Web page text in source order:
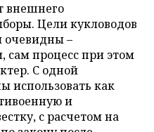
внешнего
Цели кукловодов
очевидны –
сам процесс при этом
С одной
использовать как
и
с расчетом на